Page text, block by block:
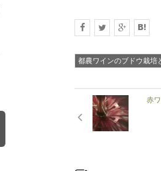
都農ワインのブドウ栽培
赤